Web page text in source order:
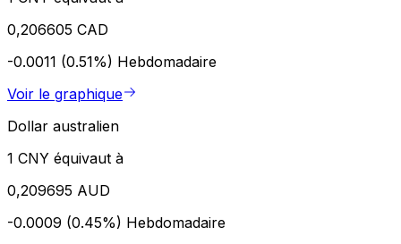
0,206605 CAD
-0.0011 (0.51%) Hebdomadaire
Voir le graphique
Dollar australien
1 CNY équivaut à
0,209695 AUD
-0.0009 (0.45%) Hebdomadaire